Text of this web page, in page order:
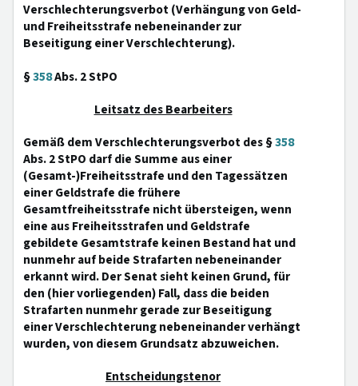
Verschlechterungsverbot (Verhängung von Geld-
und Freiheitsstrafe nebeneinander zur
Beseitigung einer Verschlechterung).
§358Abs. 2 StPO
Leitsatz des Bearbeiters
Gemäß dem Verschlechterungsverbot des §358
Abs. 2 StPO darf die Summe aus einer
(Gesamt-)Freiheitsstrafe und den Tagessätzen
einer Geldstrafe die frühere
Gesamtfreiheitsstrafe nicht übersteigen, wenn
eine aus Freiheitsstrafen und Geldstrafe
gebildete Gesamtstrafe keinen Bestand hat und
nunmehr auf beide Strafarten nebeneinander
erkannt wird. Der Senat sieht keinen Grund, für
den (hier vorliegenden) Fall, dass die beiden
Strafarten nunmehr gerade zur Beseitigung
einer Verschlechterung nebeneinander verhängt
wurden, von diesem Grundsatz abzuweichen.
Entscheidungstenor